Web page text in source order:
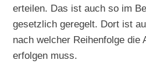
erteilen. Das ist auch so im
gesetzlich geregelt. Dort ist
nach welcher Reihenfolge die
erfolgen muss.